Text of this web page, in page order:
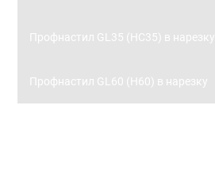
Профнастил GL35 (НС35) в нарезку
Профнастил GL60 (Н60) в нарезку